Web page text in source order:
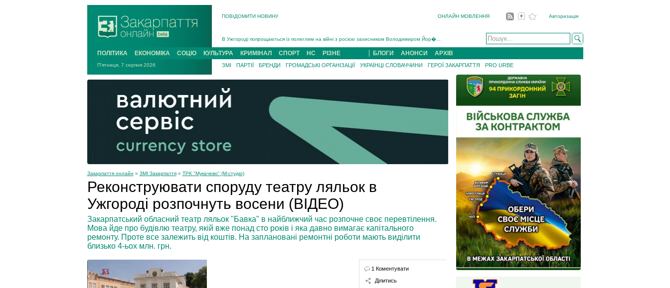
ПОВІДОМИТИ НОВИНУ ОНЛАЙН МОВЛЕННЯ Авторизація
В Ужгороді попрощаються із полеглим на війні з росією захисником Володимиром Йор�...
В Ужгороді 5 серпня попрощаються із захисником Богданом Югасом, який два роки �...
Підтвердили загибель захисника із Нанкова на Хустщині Юліана Гербея (ФОТО)[/gree...
На війні з рф поліг військовий з Виноградова Ігнат Роздяловський (ФОТО)...
На Хустщині внаслідок ДТП за участі трьох авто постраждали 13 людей (ФОТО)...
Інструктора районного ТЦК на Закарпатті судитимуть за обвинувачен...
ПОЛІТИКА ЕКОНОМІКА СОЦІО КУЛЬТУРА КРИМІНАЛ СПОРТ НС РІЗНЕ БЛОГИ АНОНСИ АРХІВ
П'ятниця, 7 серпня 2026 ЗМІ ПАРТІЇ БРЕНДИ ГРОМАДСЬКІ ОРГАНІЗАЦІЇ УКРАЇНЦІ СЛОВАЧЧИНИ ГЕРОЇ ЗАКАРПАТТЯ PRO URBE
Закарпаття онлайн » ЗМІ Закарпаття» ТРК "Мукачево" (М-студіо)
Реконструювати споруду театру ляльок в
Ужгороді розпочнуть восени (ВІДЕО)
Закарпатський обласний театр ляльок "Бавка" в найближчий час розпочне своє перевтілення.
Мова йде про будівлю театру, якій вже понад сто років і яка давно вимагає капітального
ремонту. Проте все залежить від коштів. На заплановані ремонтні роботи мають виділити
близько 4-ьох млн. грн.
1 Коментувати
Ділитись